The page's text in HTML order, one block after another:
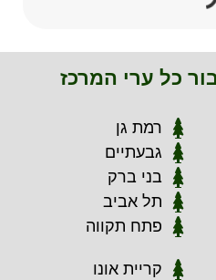
כל ערי המרכז
רמת גן
גבעתיים
בני ברק
תל אביב
פתח תקווה
קריית אונו